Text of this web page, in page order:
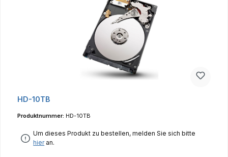
HD-10TB
Produktnummer: HD-10TB
Um dieses Produkt zu bestellen, melden Sie sich bitte
hieran.